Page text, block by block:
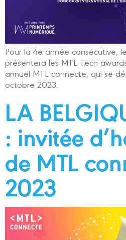
Pour la 4e année consécutive,
présentera les MTL Tech
annuel MTL connecte, qui se
octobre 2023.
LA
: invitée
de MTL
2023